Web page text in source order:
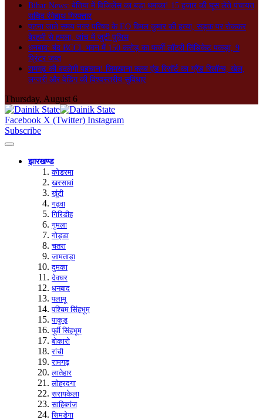
Bihar News: बेतिया में विजिलेंस का बड़ा धमाका! 15 हजार की घूस लेते पंचायत
सचिव रंगेहाथ गिरफ्तार
पटना जाते समय नगर परिषद के EO विमल कुमार की हत्या, सड़क पर रोककर
बेरहमी से हमला; जांच में जुटी पुलिस
धनबाद: बंद BCCL भवन में 150 करोड़ का फर्जी लॉटरी सिंडिकेट पकड़ा, 9
प्रिंटर जब्त
रामगढ़ की बदलेगी पहचान! जिमखाना क्लब एंड रिसॉर्ट का ग्रैंड रिलॉन्च, खेल,
लग्जरी और वेडिंग की विश्वस्तरीय सुविधाएं
Thursday, August 6
Facebook X (Twitter) Instagram
Subscribe
झारखण्ड
कोडरमा
खरसावां
खूंटी
गढ़वा
गिरिडीह
गुमला
गोड्डा
चतरा
जामताड़ा
दुमका
देवघर
धनबाद
पलामू
पश्चिम सिंहभूम
पाकुड़
पूर्वी सिंहभूम
बोकारो
रांची
रामगढ़
लातेहार
लोहरदगा
सरायकेला
साहिबगंज
सिमडेगा